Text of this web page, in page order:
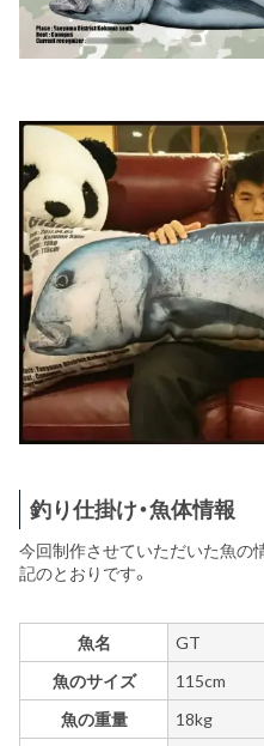
釣り仕掛け・魚体情報
今回制作させていただいた魚の
記のとおりです。
魚名
GT
魚のサイズ
115cm
魚の重量
18kg